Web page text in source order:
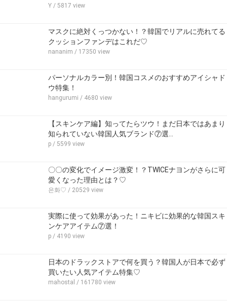
Y / 5817 view
マスクに絶対くっつかない！？韓国でリアルに売れてる
クッションファンデはこれだ♡
nananim / 17350 view
パーソナルカラー別！韓国コスメのおすすめアイシャド
ウ特集！
hangurumi / 4680 view
【スキンケア編】知ってたらツウ！まだ日本ではあまり
知られていない韓国人気ブランド⑦選…
p / 5599 view
〇〇の変化でイメージ激変！？TWICEナヨンがさらに可
愛くなった理由とは？♡
은화♡ / 20529 view
実際に使って効果があった！ニキビに効果的な韓国スキ
ンケアアイテム⑦選！
p / 4190 view
日本のドラックストアで何を買う？韓国人が日本で必ず
買いたい人気アイテム特集♡
mahostal / 161780 view